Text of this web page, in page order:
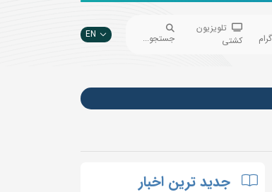
تلویزیون
کشتی
جستجو... EN
جدید ترین اخبار